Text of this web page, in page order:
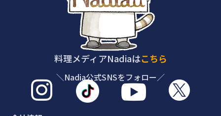
料理メディアNadiaはこちら
＼Nadia公式SNSをフォロー／
  